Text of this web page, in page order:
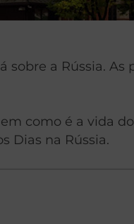
a Rússia.
como é a vida
Dias na Rússia.